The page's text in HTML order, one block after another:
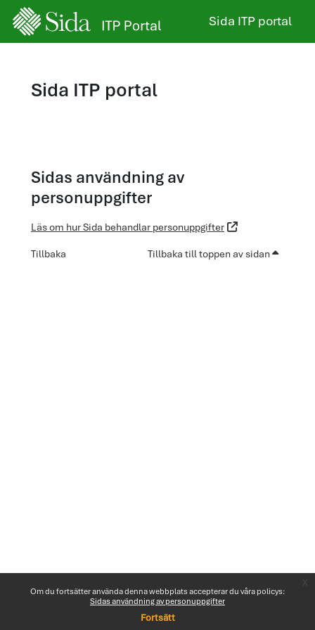
Gå direkt till huvudinnehåll
Om du fortsätter använda denna webbplats accepterar du våra policys:
Sidas användning av personuppgifter
Fortsätt
Sida ITP portal
Sida ITP portal
Sidas användning av
personuppgifter
Läs om hur Sida behandlar personuppgifter
Tillbaka Tillbaka till toppen av sidan